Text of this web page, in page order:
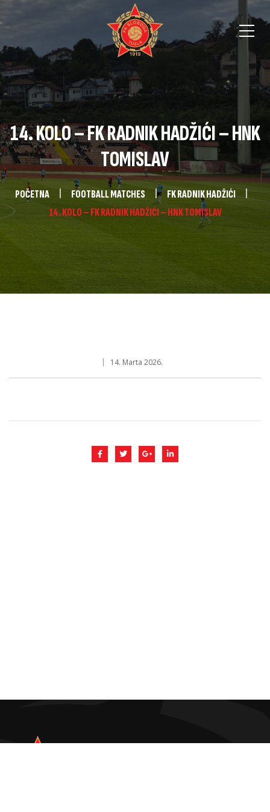
14. KOLO – FK RADNIK HADŽIĆI – HNK
TOMISLAV
POČETNA FOOTBALL MATCHES
FK RADNIK HADŽIĆI
14. KOLO – FK RADNIK HADŽIĆI – HNK TOMISLAV
14. Marta 2026.